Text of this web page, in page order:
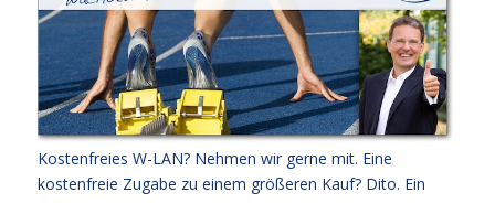
Kostenfreies W-LAN? Nehmen wir gerne mit. Eine
kostenfreie Zugabe zu einem größeren Kauf? Dito. Ein